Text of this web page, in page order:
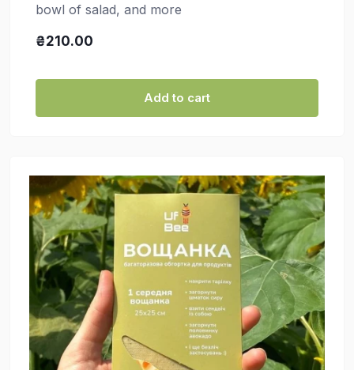
bowl of salad, and more
₴210.00
Add to cart